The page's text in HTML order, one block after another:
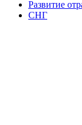
Развитие
СНГ